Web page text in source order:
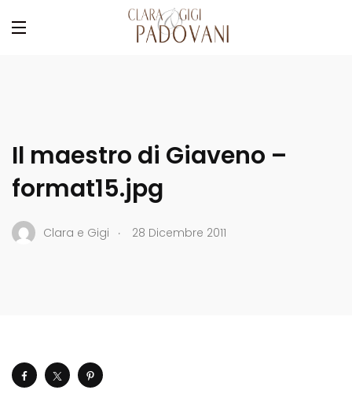
Il maestro di Giaveno –
format15.jpg
Clara e Gigi . 28 Dicembre 2011